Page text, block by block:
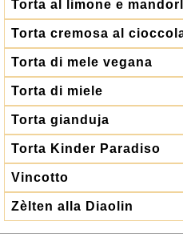
Torta al limone e
Torta cremosa al
Torta di mele vegana
Torta di miele
Torta gianduja
Torta Kinder Paradiso
Vincotto
Zèlten alla Diaolin